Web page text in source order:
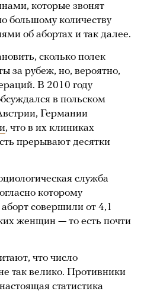
которые звонят
большому количеству
об абортах и так далее.
сколько полек
за рубеж, но, вероятно,
В 2010 году
в польском
Германии
, что в их клиниках
прерывают десятки
служба
которому
совершили от 4,1
женщин — то есть почти
что число
так велико. Противники
статистика